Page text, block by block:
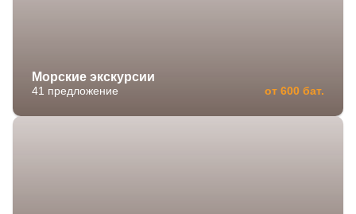
Морские экскурсии
41 предложение от 600 бат.